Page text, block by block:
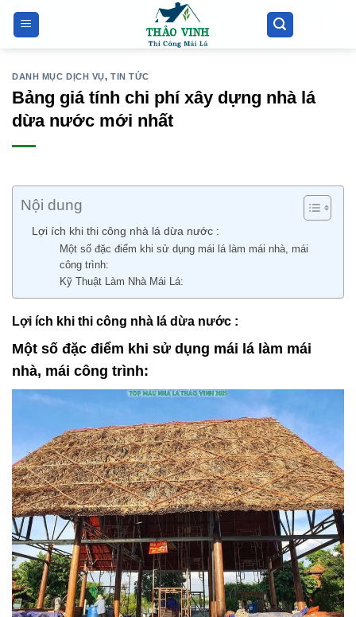
Bỏ
qua
nội
DANH MỤC DỊCH VỤ,TIN TỨC
Bảng giá tính chi phí xây dựng nhà lá
dừa nước mới nhất
Nội dung
Lợi ích khi thi công nhà lá dừa nước :
Một số đặc điểm khi sử dụng mái lá làm mái nhà, mái
công trình:
Kỹ Thuật Làm Nhà Mái Lá:
Lợi ích khi thi công nhà lá dừa nước :
Một số đặc điểm khi sử dụng mái lá làm mái
nhà, mái công trình: